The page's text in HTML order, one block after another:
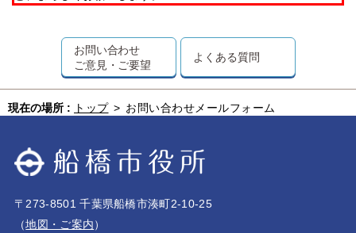
お問い合わせ
ご意見・ご要望
よくある質問
現在の場所 : トップ > お問い合わせメールフォーム
〒273-8501 千葉県船橋市湊町2-10-25
（地図・ご案内）